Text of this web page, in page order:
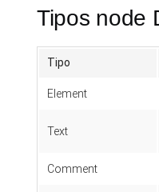
Tipos node
Tipo
Element
Text
Comment